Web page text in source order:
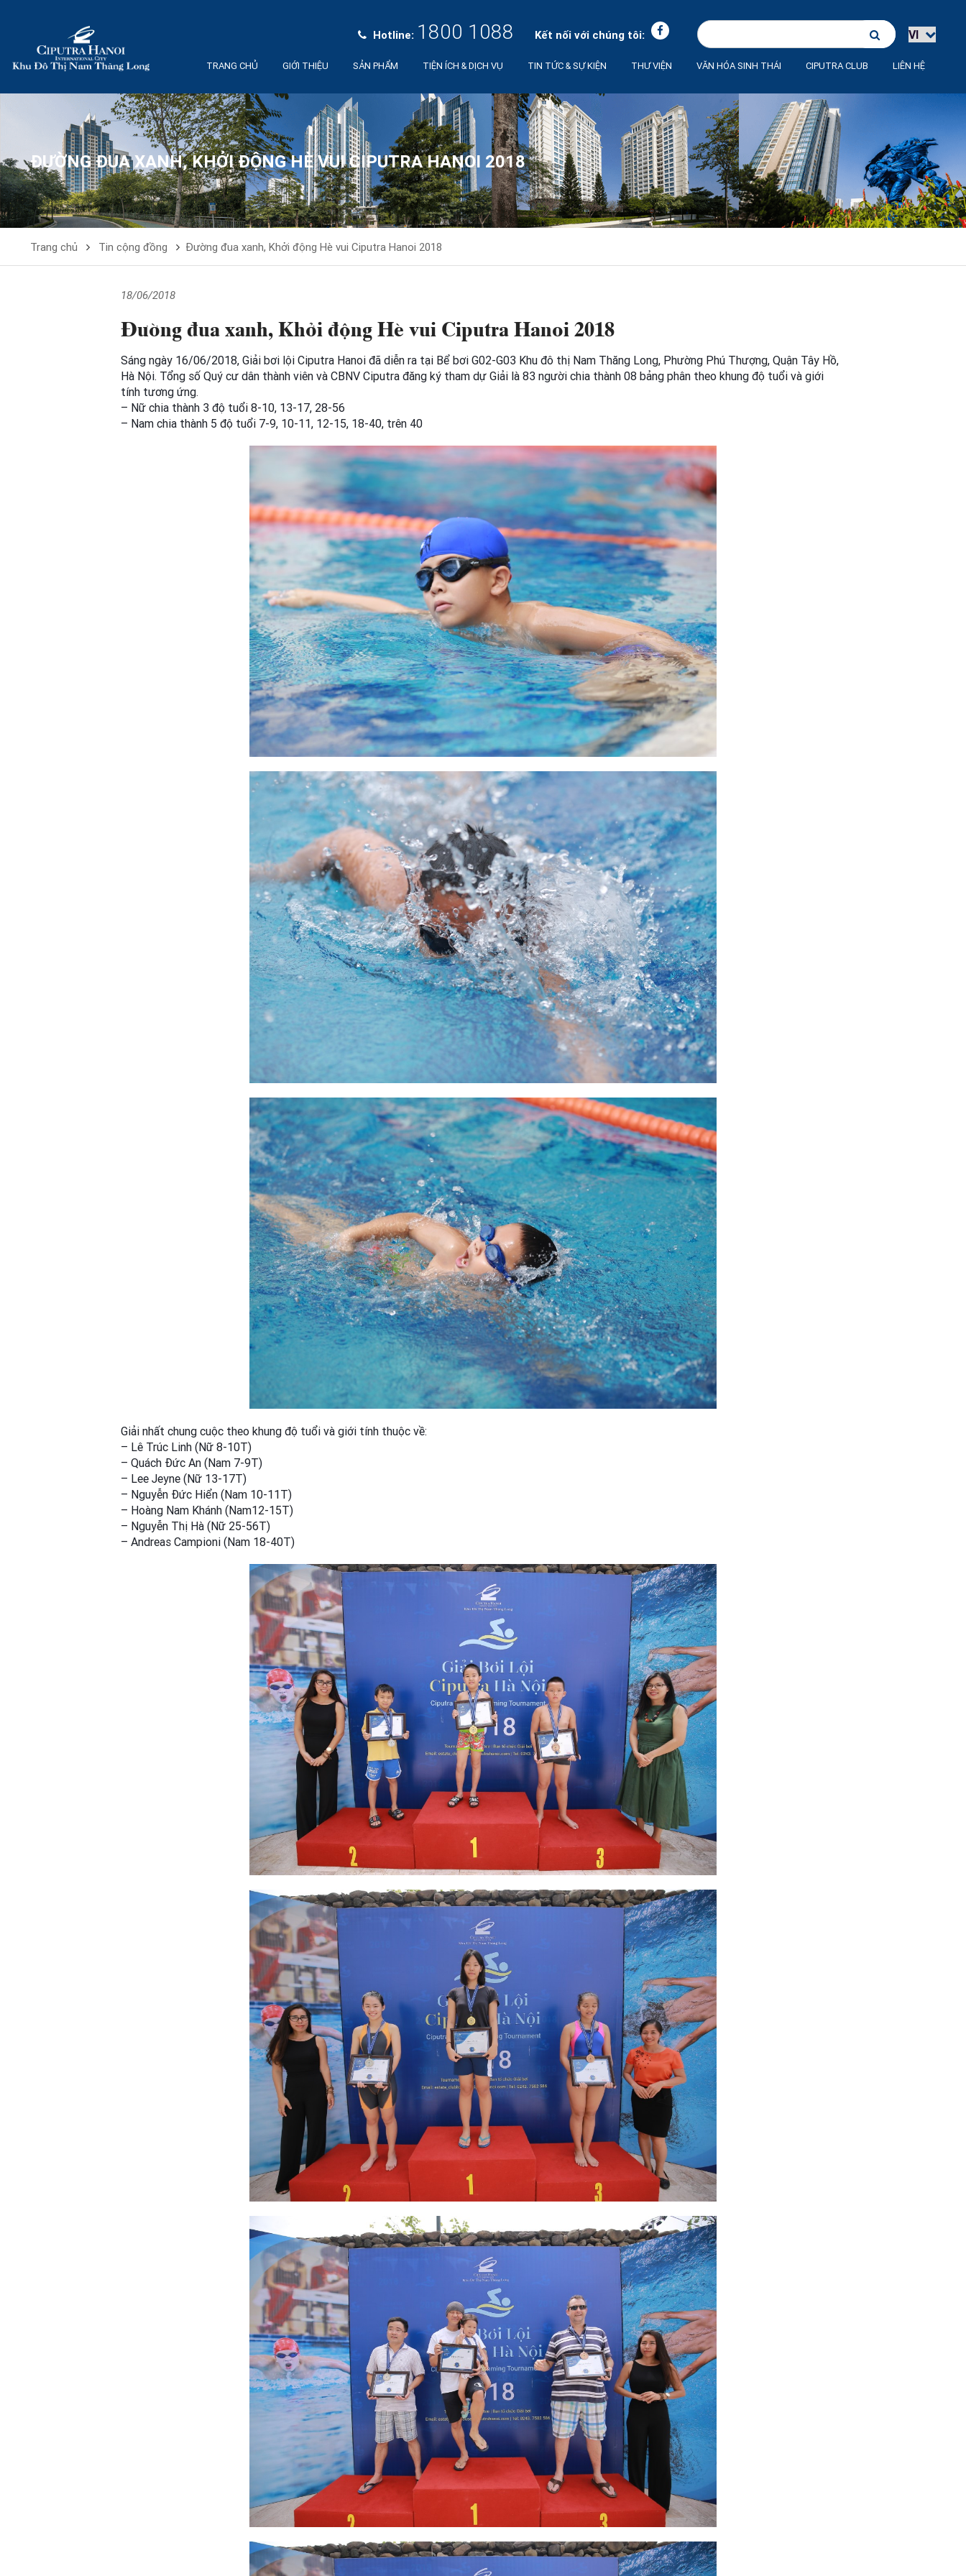
Hotline: 1800 1088 Kết nối với chúng tôi:
TRANG CHỦ GIỚI THIỆU SẢN PHẨM TIỆN ÍCH & DỊCH VỤ TIN TỨC & SỰ KIỆN THƯ VIỆN VĂN HÓA SINH THÁI CIPUTRA CLUB LIÊN HỆ
ĐƯỜNG ĐUA XANH, KHỞI ĐỘNG HÈ VUI CIPUTRA HANOI 2018
Trang chủ Tin cộng đồng Đường đua xanh, Khởi động Hè vui Ciputra Hanoi 2018
18/06/2018
Đường đua xanh, Khởi động Hè vui Ciputra Hanoi 2018
Sáng ngày 16/06/2018, Giải bơi lội Ciputra Hanoi đã diễn ra tại Bể bơi G02-G03 Khu đô thị Nam Thăng Long, Phường Phú Thượng, Quận Tây Hồ,
Hà Nội. Tổng số Quý cư dân thành viên và CBNV Ciputra đăng ký tham dự Giải là 83 người chia thành 08 bảng phân theo khung độ tuổi và giới
tính tương ứng.
– Nữ chia thành 3 độ tuổi 8-10, 13-17, 28-56
– Nam chia thành 5 độ tuổi 7-9, 10-11, 12-15, 18-40, trên 40
Giải nhất chung cuộc theo khung độ tuổi và giới tính thuộc về:
– Lê Trúc Linh (Nữ 8-10T)
– Quách Đức An (Nam 7-9T)
– Lee Jeyne (Nữ 13-17T)
– Nguyễn Đức Hiển (Nam 10-11T)
– Hoàng Nam Khánh (Nam12-15T)
– Nguyễn Thị Hà (Nữ 25-56T)
– Andreas Campioni (Nam 18-40T)